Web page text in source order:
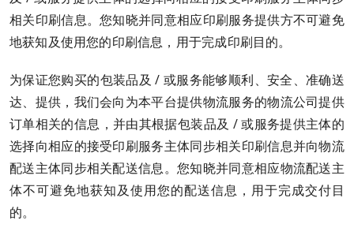
相关印刷信息。您知晓并同意相应印刷服务提供方不可避免
地获知及使用您的印刷信息，用于完成印刷目的。
为保证您购买的包装品及 / 或服务能够顺利、安全、准确送
达、提供，我们会向为本平台提供物流服务的物流公司提供
订单相关的信息，并由其根据包装品及 / 或服务提供主体的
选择向相应的接受印刷服务主体同步相关印刷信息并向物流
配送主体同步相关配送信息。您知晓并同意相应物流配送主
体不可避免地获知及使用您的配送信息，用于完成交付目
的。